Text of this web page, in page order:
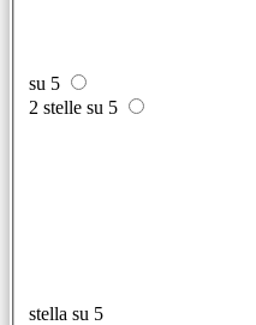
su 5
2 stelle su 5
stella su 5